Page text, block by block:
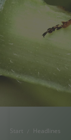
Start Headlines